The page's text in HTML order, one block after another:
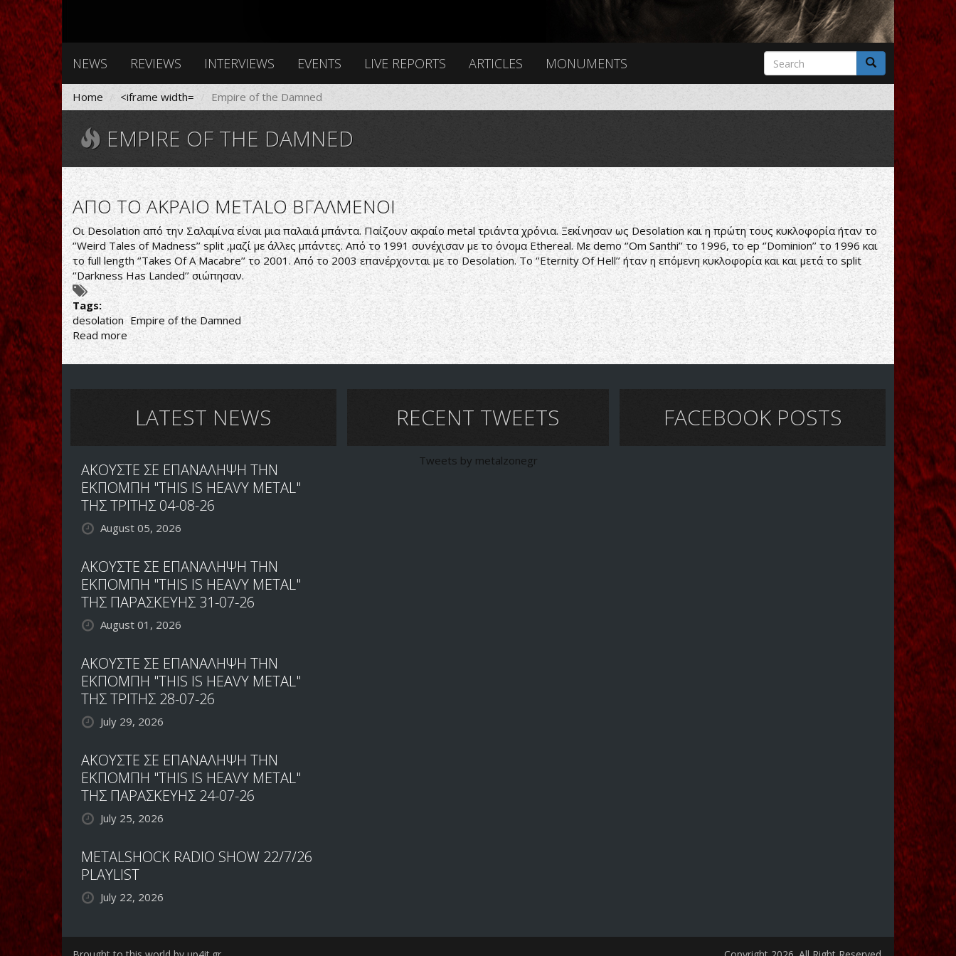
NEWS REVIEWS INTERVIEWS EVENTS LIVE REPORTS ARTICLES MONUMENTS
Search
form
Search
Home <iframe width= Empire of the Damned
EMPIRE OF THE DAMNED
ΑΠΟ ΤΟ ΑΚΡΑΙΟ METALΟ ΒΓΑΛΜΕΝΟΙ
Οι Desolation από την Σαλαμίνα είναι μια παλαιά μπάντα. Παίζουν ακραίο metal τριάντα χρόνια. Ξεκίνησαν ως Desolation και η πρώτη τους κυκλοφορία ήταν το
‘’Weird Tales of Madness’’ split ,μαζί με άλλες μπάντες. Από το 1991 συνέχισαν με το όνομα Ethereal. Με demo ‘’Om Santhi’’ το 1996, το ep ‘’Dominion’’ το 1996 και
το full length ‘’Takes Of A Macabre’’ το 2001. Από το 2003 επανέρχονται με το Desolation. Το ‘’Eternity Of Hell’’ ήταν η επόμενη κυκλοφορία και και μετά το split
‘’Darkness Has Landed’’ σιώπησαν.
Tags:
desolation Empire of the Damned
Read more about
ΑΠΟ
ΤΟ
ΒΓΑΛΜΕΝΟΙ
LATEST NEWS
ΑΚΟΥΣΤΕ ΣΕ ΕΠΑΝΑΛΗΨΗ ΤΗΝ
ΕΚΠΟΜΠΗ "THIS IS HEAVY METAL"
ΤΗΣ ΤΡΙΤΗΣ 04-08-26
August 05, 2026
ΑΚΟΥΣΤΕ ΣΕ ΕΠΑΝΑΛΗΨΗ ΤΗΝ
ΕΚΠΟΜΠΗ "THIS IS HEAVY METAL"
ΤΗΣ ΠΑΡΑΣΚΕΥΗΣ 31-07-26
August 01, 2026
ΑΚΟΥΣΤΕ ΣΕ ΕΠΑΝΑΛΗΨΗ ΤΗΝ
ΕΚΠΟΜΠΗ "THIS IS HEAVY METAL"
ΤΗΣ ΤΡΙΤΗΣ 28-07-26
July 29, 2026
ΑΚΟΥΣΤΕ ΣΕ ΕΠΑΝΑΛΗΨΗ ΤΗΝ
ΕΚΠΟΜΠΗ "THIS IS HEAVY METAL"
ΤΗΣ ΠΑΡΑΣΚΕΥΗΣ 24-07-26
July 25, 2026
METALSHOCK RADIO SHOW 22/7/26
PLAYLIST
July 22, 2026
RECENT TWEETS
Tweets by metalzonegr
FACEBOOK POSTS